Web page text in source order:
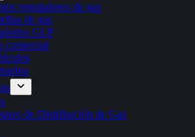
reguladores de gas
de gas
GLP
comercial
de Distribución de Gas